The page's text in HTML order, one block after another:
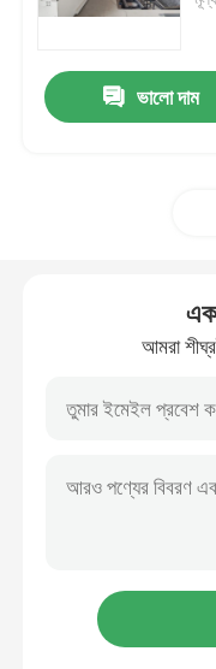
কাওয়াসাকি রোবট আর্ম
ভালো দাম
আমরা